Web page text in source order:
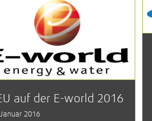
auf der E-world 2016
2016